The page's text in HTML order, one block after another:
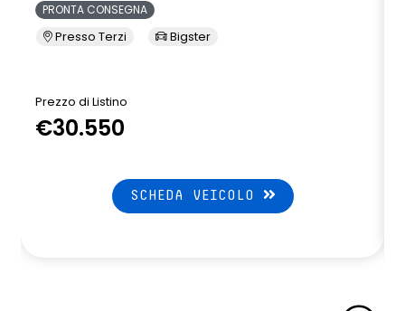
PRONTA CONSEGNA
Presso Terzi Bigster
Prezzo di Listino
€30.550
SCHEDA VEICOLO